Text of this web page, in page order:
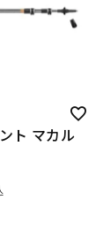
ト マカル